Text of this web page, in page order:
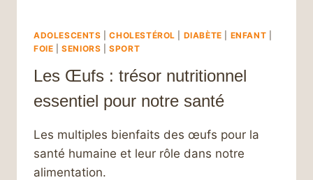
ADOLESCENTS |CHOLESTÉROL DIABÈTE ENFANT
FOIE |SENIORS |SPORT
Les Œufs : trésor nutritionnel
essentiel pour notre santé
Les multiples bienfaits des œufs pour la
santé humaine et leur rôle dans notre
alimentation.